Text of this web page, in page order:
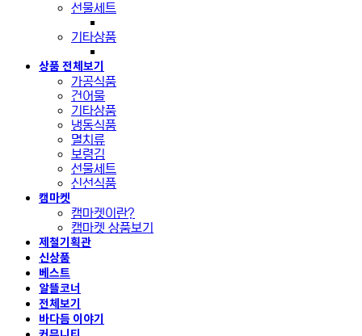
선물세트
기타상품
상품 전체보기
가공식품
건어물
기타상품
냉동식품
멸치류
보령김
선물세트
신선식품
캠마켓
캠마켓이란?
캠마켓 상품보기
제철기획관
신상품
베스트
알뜰코너
전체보기
바다듬 이야기